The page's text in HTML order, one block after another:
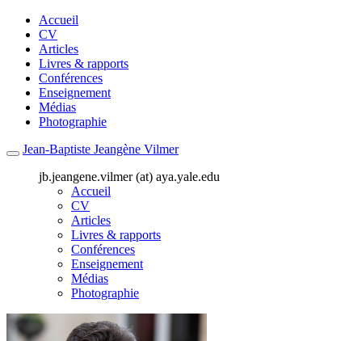
Accueil
CV
Articles
Livres & rapports
Conférences
Enseignement
Médias
Photographie
Jean-Baptiste Jeangène Vilmer
jb.jeangene.vilmer (at) aya.yale.edu
Accueil
CV
Articles
Livres & rapports
Conférences
Enseignement
Médias
Photographie